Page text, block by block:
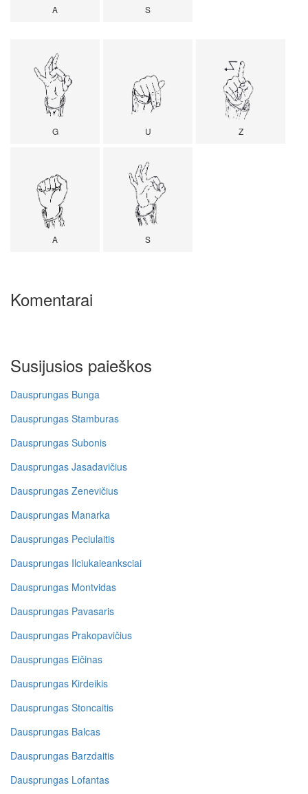
A S
G U Z
A S
Komentarai
Susijusios paieškos
Dausprungas Bunga
Dausprungas Stamburas
Dausprungas Subonis
Dausprungas Jasadavičius
Dausprungas Zenevičius
Dausprungas Manarka
Dausprungas Peciulaitis
Dausprungas Ilciukaieanksciai
Dausprungas Montvidas
Dausprungas Pavasaris
Dausprungas Prakopavičius
Dausprungas Eičinas
Dausprungas Kirdeikis
Dausprungas Stoncaitis
Dausprungas Balcas
Dausprungas Barzdaitis
Dausprungas Lofantas